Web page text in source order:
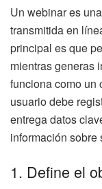
Un webinar es
transmitida en
principal es que
mientras generas
funciona como un
usuario debe
entrega datos
información sobre
1. Define el